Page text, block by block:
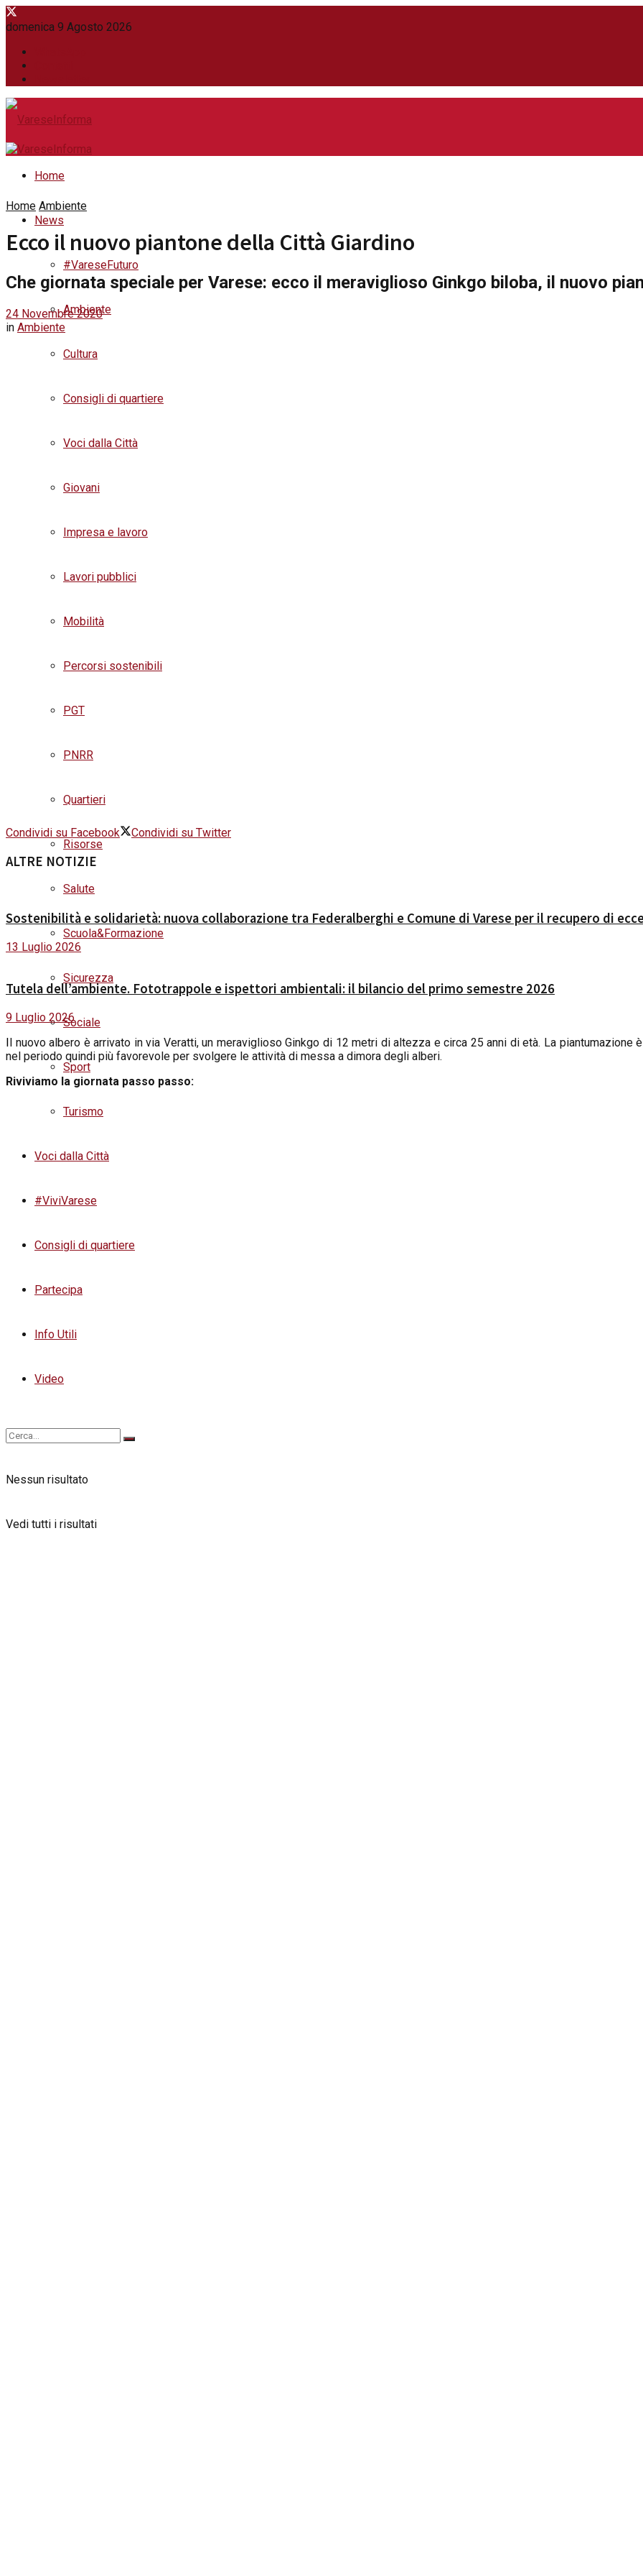
domenica 9 Agosto 2026
Home
News
#VareseFuturo
Ambiente
Cultura
Consigli di quartiere
Voci dalla Città
Giovani
Impresa e lavoro
Lavori pubblici
Mobilità
Percorsi sostenibili
PGT
PNRR
Quartieri
Risorse
Salute
Scuola&Formazione
Sicurezza
Sociale
Sport
Turismo
Voci dalla Città
#ViviVarese
Consigli di quartiere
Partecipa
Info Utili
Video
Nessun risultato
Vedi tutti i risultati
Home Ambiente
Ecco il nuovo piantone della Città Giardino
Che giornata speciale per Varese: ecco il meraviglioso Ginkgo biloba, il nuovo
24 Novembre 2020
in Ambiente
Condividi su Facebook Condividi su Twitter
ALTRE NOTIZIE
Sostenibilità e solidarietà: nuova collaborazione tra Federalberghi e Comune di Varese per il recupero di
13 Luglio 2026
Tutela dell’ambiente. Fototrappole e ispettori ambientali: il bilancio del primo semestre 2026
9 Luglio 2026
Il nuovo albero è arrivato in via Veratti, un meraviglioso Ginkgo di 12 metri di altezza e circa 25 anni di età. La piantumazione
nel periodo quindi più favorevole per svolgere le attività di messa a dimora degli alberi.
Riviviamo la giornata passo passo: